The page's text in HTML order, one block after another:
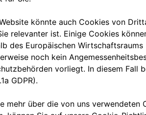
befriedigen. Mopar ist die After-Sales-
Bezugspunkt für Besitzer und Liebhaber,
ihre Fahrzeuge der FCA-Gruppe suchen.
Produkts ist nur beispielhaft und dient der